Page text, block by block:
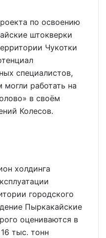
по освоению
штокверки
Чукотки
специалистов,
работать на
в своём
Колесов.
холдинга
городского
Пыркакайские
оцениваются в
тыс. тонн